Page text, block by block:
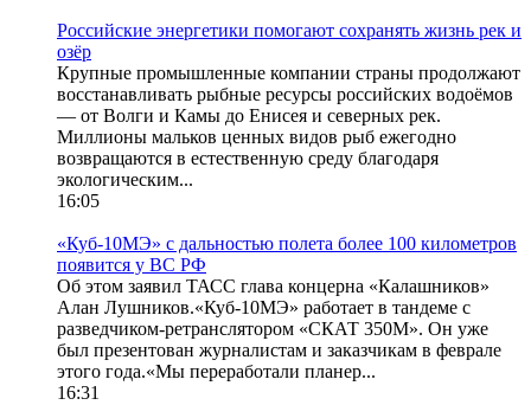
Российские энергетики помогают сохранять жизнь рек и
озёр
Крупные промышленные компании страны продолжают
восстанавливать рыбные ресурсы российских водоёмов
— от Волги и Камы до Енисея и северных рек.
Миллионы мальков ценных видов рыб ежегодно
возвращаются в естественную среду благодаря
экологическим...
16:05
«Куб-10МЭ» с дальностью полета более 100 километров
появится у ВС РФ
Об этом заявил ТАСС глава концерна «Калашников»
Алан Лушников.«Куб-10МЭ» работает в тандеме с
разведчиком-ретранслятором «СКАТ 350М». Он уже
был презентован журналистам и заказчикам в феврале
этого года.«Мы переработали планер...
16:31